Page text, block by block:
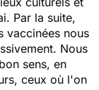
Par la suite,
vaccinées nous
Nous
sens, en
ceux où l'on